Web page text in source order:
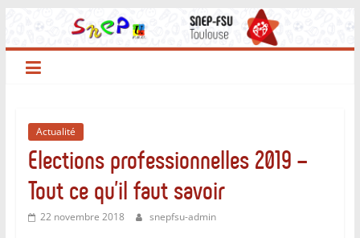
contenu
Actualité
Elections professionnelles 2019 –
Tout ce qu’il faut savoir
22 novembre 2018 snepfsu-admin